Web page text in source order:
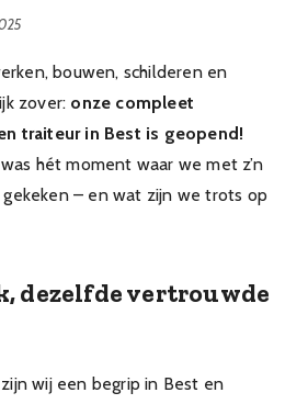
bouwen, schilderen en
zover: onze compleet
traiteur in Best is geopend!
hét moment waar we met z’n
– en wat zijn we trots op
dezelfde vertrouwde
wij een begrip in Best en